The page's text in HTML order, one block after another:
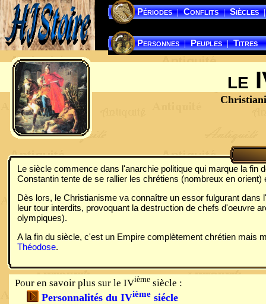
Périodes | Conflits | Siècles |
Personnes | Peuples | Titres
le
Le siècle commence dans l'anarchie politique qui marque la
Constantin tente de se rallier les chrétiens (nombreux en
Dès lors, le Christianisme va connaître un essor fulgurant
leur tour interdits, provoquant la destruction de chefs d'oeuvre
olympiques).
A la fin du siècle, c'est un Empire complètement chrétien mais
Théodose.
Pour en savoir plus sur le IVième siècle :
Personnalités du IVième siécle